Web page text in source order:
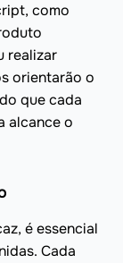
como
realizar
orientarão o
que cada
alcance o
é essencial
Cada